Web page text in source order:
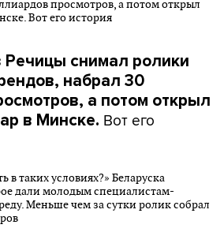
Речицы снимал ролики
набрал 30
а потом открыл
в Минске. Вот его